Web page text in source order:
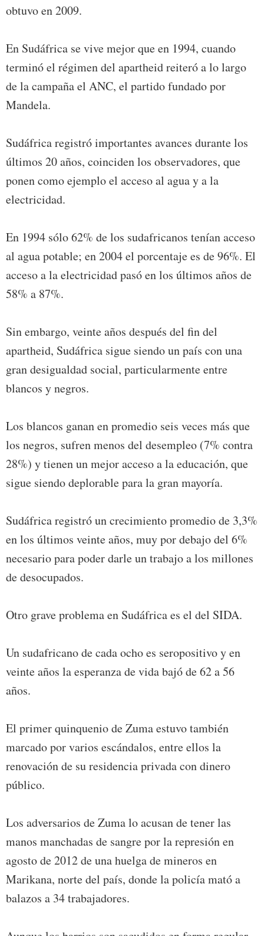
obtuvo en 2009.
En Sudáfrica se vive mejor que en 1994, cuando
terminó el régimen del apartheid reiteró a lo largo
de la campaña el ANC, el partido fundado por
Mandela.
Sudáfrica registró importantes avances durante los
últimos 20 años, coinciden los observadores, que
ponen como ejemplo el acceso al agua y a la
electricidad.
En 1994 sólo 62% de los sudafricanos tenían acceso
al agua potable; en 2004 el porcentaje es de 96%. El
acceso a la electricidad pasó en los últimos años de
58% a 87%.
Sin embargo, veinte años después del fin del
apartheid, Sudáfrica sigue siendo un país con una
gran desigualdad social, particularmente entre
blancos y negros.
Los blancos ganan en promedio seis veces más que
los negros, sufren menos del desempleo (7% contra
28%) y tienen un mejor acceso a la educación, que
sigue siendo deplorable para la gran mayoría.
Sudáfrica registró un crecimiento promedio de 3,3%
en los últimos veinte años, muy por debajo del 6%
necesario para poder darle un trabajo a los millones
de desocupados.
Otro grave problema en Sudáfrica es el del SIDA.
Un sudafricano de cada ocho es seropositivo y en
veinte años la esperanza de vida bajó de 62 a 56
años.
El primer quinquenio de Zuma estuvo también
marcado por varios escándalos, entre ellos la
renovación de su residencia privada con dinero
público.
Los adversarios de Zuma lo acusan de tener las
manos manchadas de sangre por la represión en
agosto de 2012 de una huelga de mineros en
Marikana, norte del país, donde la policía mató a
balazos a 34 trabajadores.